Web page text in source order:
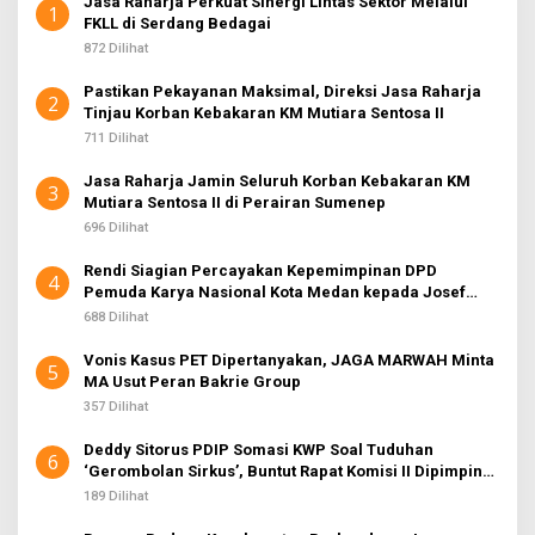
1
FKLL di Serdang Bedagai
872 Dilihat
2
Pastikan Pekayanan Maksimal, Direksi Jasa Raharja
Tinjau Korban Kebakaran KM Mutiara Sentosa II
711 Dilihat
3
Jasa Raharja Jamin Seluruh Korban Kebakaran KM
Mutiara Sentosa II di Perairan Sumenep
696 Dilihat
4
Rendi Siagian Percayakan Kepemimpinan DPD
Pemuda Karya Nasional Kota Medan kepada Josef
Sembiring
688 Dilihat
5
Vonis Kasus PET Dipertanyakan, JAGA MARWAH Minta
MA Usut Peran Bakrie Group
357 Dilihat
6
Deddy Sitorus PDIP Somasi KWP Soal Tuduhan
‘Gerombolan Sirkus’, Buntut Rapat Komisi II Dipimpin
Sufmi Dasco Ahmad
189 Dilihat